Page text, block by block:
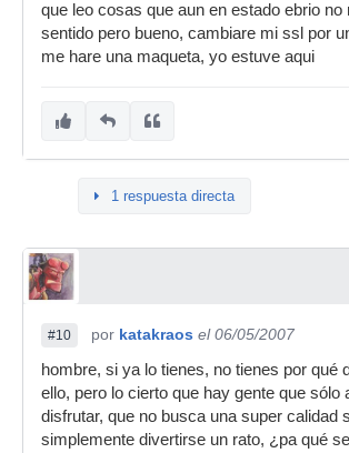
que leo cosas que aun en estado ebrio no
sentido pero bueno, cambiare mi ssl por
me hare una maqueta, yo estuve aqui
1 respuesta directa
#10 por katakraos el 06/05/2007
hombre, si ya lo tienes, no tienes por qué
ello, pero lo cierto que hay gente que sólo
disfrutar, que no busca una super calidad
simplemente divertirse un rato, ¿pa qué